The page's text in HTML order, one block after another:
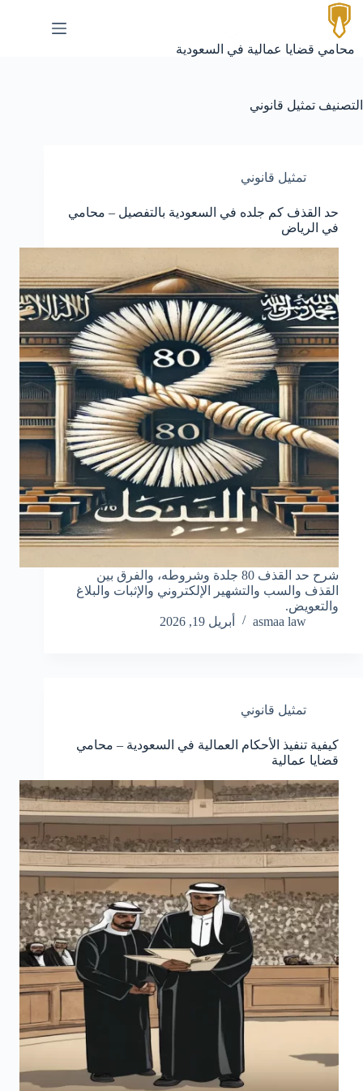
التجاوز
إلى
المحتوى
محامي قضايا عمالية في السعودية
التصنيف تمثيل قانوني
تمثيل قانوني
حد القذف كم جلده في السعودية بالتفصيل – محامي
في الرياض
شرح حد القذف 80 جلدة وشروطه، والفرق بين
القذف والسب والتشهير الإلكتروني والإثبات والبلاغ
والتعويض.
asmaa law
أبريل 19, 2026
تمثيل قانوني
كيفية تنفيذ الأحكام العمالية في السعودية – محامي
قضايا عمالية